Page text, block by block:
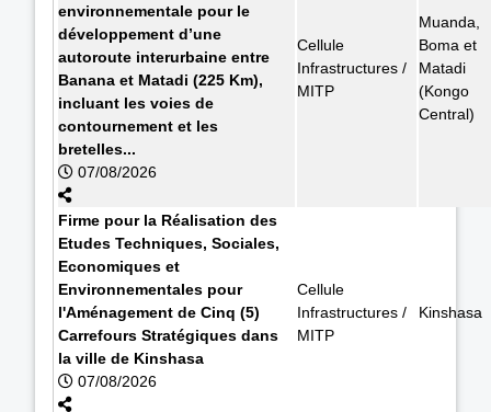
environnementale pour le
développement d’une
autoroute interurbaine entre
Banana et Matadi (225 Km),
incluant les voies de
contournement et les
bretelles...
07/08/2026
Cellule
Infrastructures /
MITP
Muanda,
Boma et
Matadi
(Kongo
Central)
Firme pour la Réalisation des
Etudes Techniques, Sociales,
Economiques et
Environnementales pour
l'Aménagement de Cinq (5)
Carrefours Stratégiques dans
la ville de Kinshasa
07/08/2026
Cellule
Infrastructures /
MITP
Kinshasa